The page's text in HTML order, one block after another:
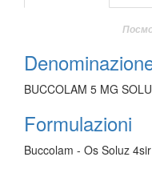
BUCCOLAM 5 MG
Formulazioni
Buccolam - Os Soluz